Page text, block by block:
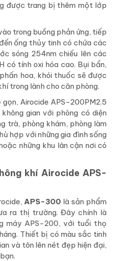
được trang bị thêm một lớp
trong buồng phản ứng, tiếp
ống thủy tinh có chứa các
sóng 254nm chiếu lên các
có tính oxi hóa cao. Bụi bẩn,
hoa, khói thuốc sẽ được
trong lành cho căn phòng.
Airocide APS-200PM2.5
gian với phòng có diện
trà, phòng khám, phòng làm
hợp với những gia đình sống
những khu lân cận nơi có
khí Airocide APS-
APS-300 là sản phẩm
ra thị trường. Đây chính là
máy APS-200, với tuổi thọ
Thiết bị có màu sắc tinh
và tôn lên nét đẹp hiện đại,